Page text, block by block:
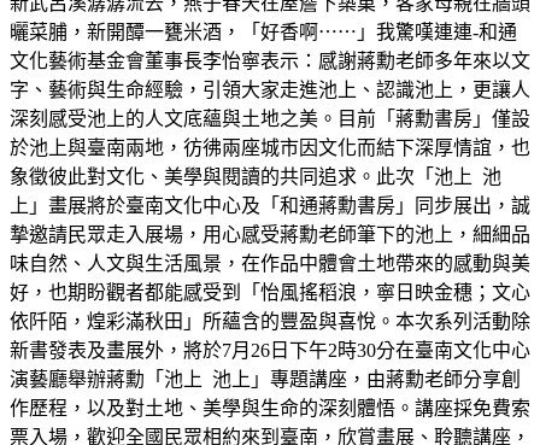
曬菜脯，新開醰一甕米酒，「好香啊⋯⋯」我驚嘆連連-和通
文化藝術基金會董事長李怡寧表示：感謝蔣勳老師多年來以文
字、藝術與生命經驗，引領大家走進池上、認識池上，更讓人
深刻感受池上的人文底蘊與土地之美。目前「蔣勳書房」僅設
於池上與臺南兩地，彷彿兩座城市因文化而結下深厚情誼，也
象徵彼此對文化、美學與閱讀的共同追求。此次「池上 池
上」畫展將於臺南文化中心及「和通蔣勳書房」同步展出，誠
摯邀請民眾走入展場，用心感受蔣勳老師筆下的池上，細細品
味自然、人文與生活風景，在作品中體會土地帶來的感動與美
好，也期盼觀者都能感受到「怡風搖稻浪，寧日映金穗；文心
依阡陌，煌彩滿秋田」所蘊含的豐盈與喜悅。本次系列活動除
新書發表及畫展外，將於7月26日下午2時30分在臺南文化中心
演藝廳舉辦蔣勳「池上 池上」專題講座，由蔣勳老師分享創
作歷程，以及對土地、美學與生命的深刻體悟。講座採免費索
票入場，歡迎全國民眾相約來到臺南，欣賞畫展、聆聽講座，